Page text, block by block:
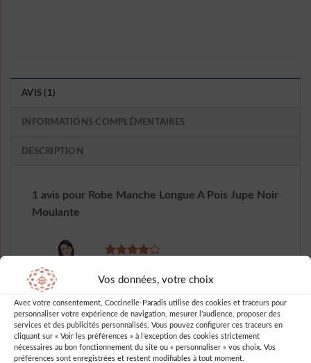
Vos données, votre choix
Avec votre consentement, Coccinelle-Paradis utilise des cookies et traceurs pour
personnaliser votre expérience de navigation, mesurer l’audience, proposer des
services et des publicités personnalisés. Vous pouvez configurer ces traceurs en
cliquant sur « Voir les préférences » à l’exception des cookies strictement
nécessaires au bon fonctionnement du site ou « personnaliser » vos choix. Vos
préférences sont enregistrées et restent modifiables à tout moment.
AVIS (1)
INFORMATIONS COMPLÉMENTAIRES
DESCRIPTION
1 avis pour Robe Manche Longue A Pois Jupe Noir
Moulante
sur 5
Robe canon ! Style vintage et
coupe ajustée, cette robe à pois
est juste parfaite pour mettre en
valeur mes courbes. Les manches
longues ajoutent une touche chic